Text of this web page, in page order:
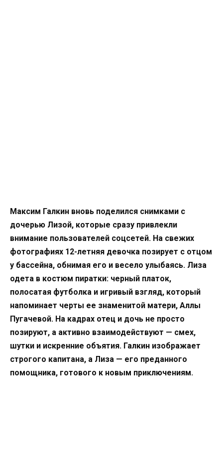
Максим Галкин вновь поделился снимками с
дочерью Лизой, которые сразу привлекли
внимание пользователей соцсетей. На свежих
фотографиях 12-летняя девочка позирует с отцом
у бассейна, обнимая его и весело улыбаясь. Лиза
одета в костюм пиратки: черный платок,
полосатая футболка и игривый взгляд, который
напоминает черты ее знаменитой матери, Аллы
Пугачевой. На кадрах отец и дочь не просто
позируют, а активно взаимодействуют — смех,
шутки и искренние объятия. Галкин изображает
строгого капитана, а Лиза — его преданного
помощника, готового к новым приключениям.